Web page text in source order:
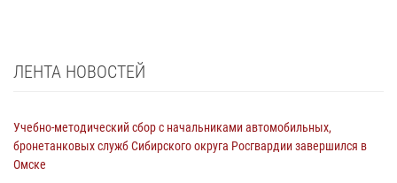
ЛЕНТА НОВОСТЕЙ
Учебно-методический сбор с начальниками автомобильных,
бронетанковых служб Сибирского округа Росгвардии завершился в
Омске